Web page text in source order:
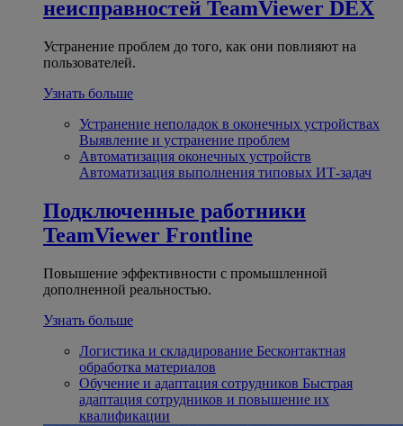
неисправностей TeamViewer DEX
Устранение проблем до того, как они повлияют на
пользователей.
Узнать больше
Устранение неполадок в оконечных устройствах
Выявление и устранение проблем
Автоматизация оконечных устройств
Автоматизация выполнения типовых ИТ-задач
Подключенные работники
TeamViewer Frontline
Повышение эффективности с промышленной
дополненной реальностью.
Узнать больше
Логистика и складирование Бесконтактная
обработка материалов
Обучение и адаптация сотрудников Быстрая
адаптация сотрудников и повышение их
квалификации